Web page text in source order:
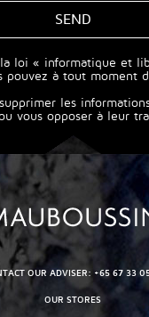
loi « informatique et
pouvez à tout moment
les
vous opposer à leur
OUR ADVISER: +65 67 33
OUR STORES